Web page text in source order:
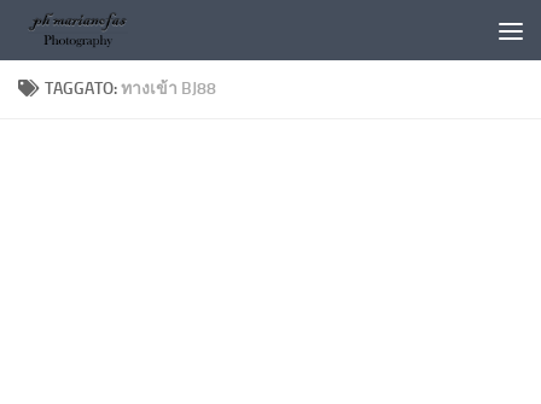
Salta al contenuto
TAGGATO:ทางเข้า BJ88